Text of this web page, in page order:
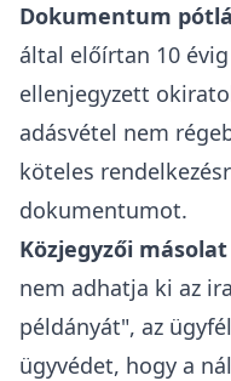
Dokumentum
által előírtan 10
ellenjegyzett
adásvétel nem
köteles
dokumentumot.
Közjegyzői
nem adhatja ki az
példányát", az
ügyvédet, hogy a